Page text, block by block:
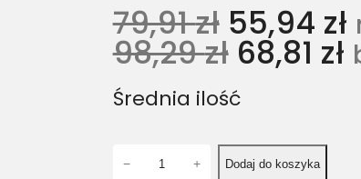
79,91zł 55,94 zł
98,29zł 68,81 zł
Średnia ilość
− + Dodaj do koszyka